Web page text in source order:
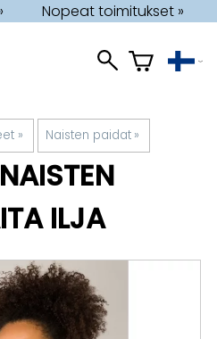
Nopeat toimitukset »
‪» Naisten paidat ‪»
ILJA